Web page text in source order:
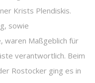
Krists Plendiskis.
sowie
waren Maßgeblich für
verantwortlich. Beim
Rostocker ging es in